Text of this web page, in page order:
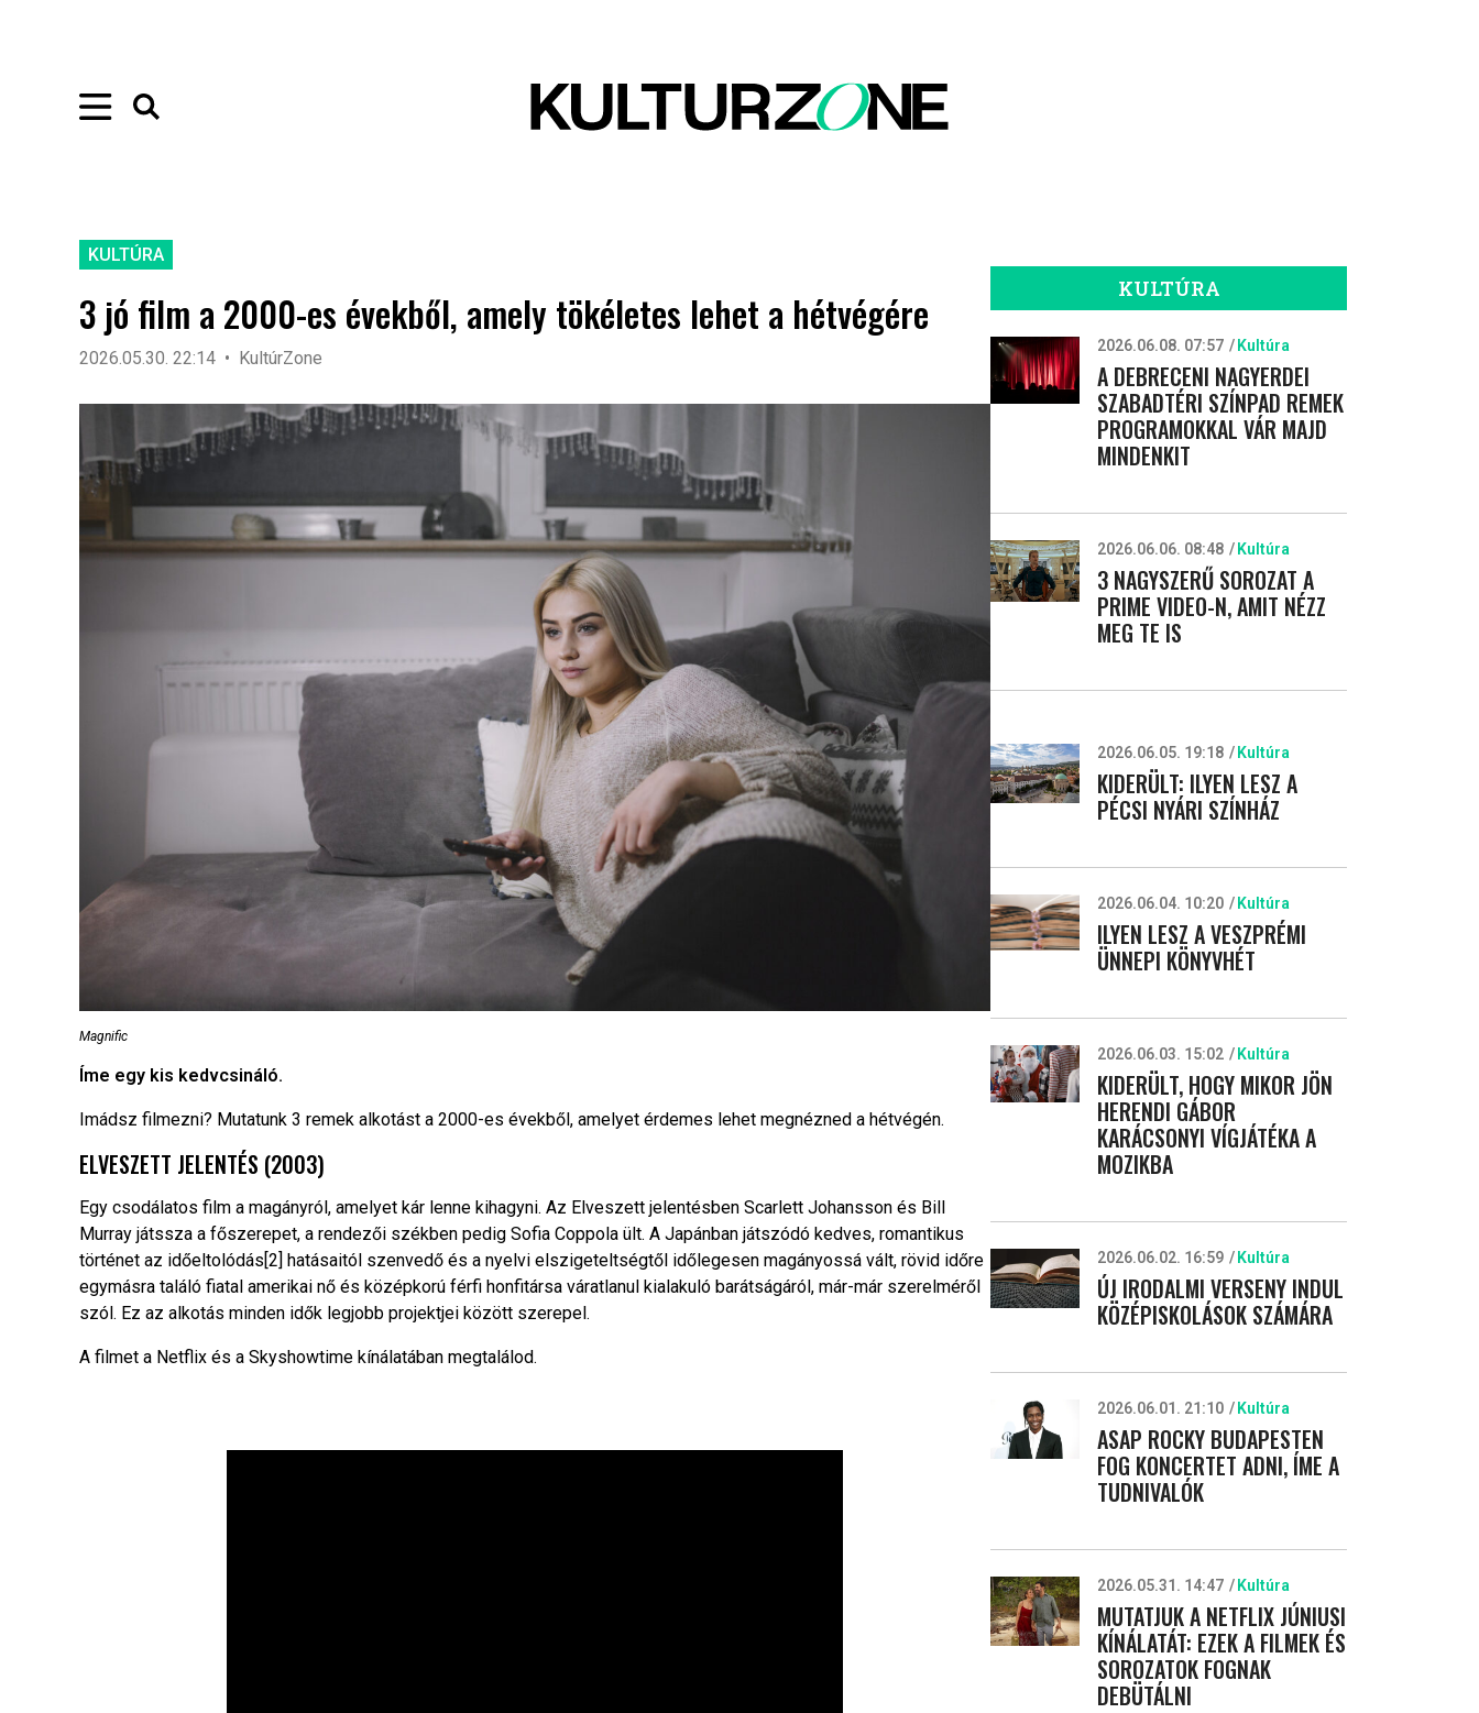
KULTÚRA
3 jó film a 2000-es évekből, amely tökéletes lehet a hétvégére
2026.05.30. 22:14 KultúrZone
Magnific
Íme egy kis kedvcsináló.
Imádsz filmezni? Mutatunk 3 remek alkotást a 2000-es évekből, amelyet érdemes lehet megnézned a hétvégén.
ELVESZETT JELENTÉS (2003)
Egy csodálatos film a magányról, amelyet kár lenne kihagyni. Az Elveszett jelentésben Scarlett Johansson és Bill
Murray játssza a főszerepet, a rendezői székben pedig Sofia Coppola ült. A Japánban játszódó kedves, romantikus
történet az időeltolódás[2] hatásaitól szenvedő és a nyelvi elszigeteltségtől időlegesen magányossá vált, rövid időre
egymásra találó fiatal amerikai nő és középkorú férfi honfitársa váratlanul kialakuló barátságáról, már-már szerelméről
szól. Ez az alkotás minden idők legjobb projektjei között szerepel.
A filmet a Netflix és a Skyshowtime kínálatában megtalálod.
KULTÚRA
2026.06.08. 07:57 Kultúra
A DEBRECENI NAGYERDEI
SZABADTÉRI SZÍNPAD REMEK
PROGRAMOKKAL VÁR MAJD
MINDENKIT
2026.06.06. 08:48 Kultúra
3 NAGYSZERŰ SOROZAT A
PRIME VIDEO-N, AMIT NÉZZ
MEG TE IS
2026.06.05. 19:18 Kultúra
KIDERÜLT: ILYEN LESZ A
PÉCSI NYÁRI SZÍNHÁZ
2026.06.04. 10:20 Kultúra
ILYEN LESZ A VESZPRÉMI
ÜNNEPI KÖNYVHÉT
2026.06.03. 15:02 Kultúra
KIDERÜLT, HOGY MIKOR JÖN
HERENDI GÁBOR
KARÁCSONYI VÍGJÁTÉKA A
MOZIKBA
2026.06.02. 16:59 Kultúra
ÚJ IRODALMI VERSENY INDUL
KÖZÉPISKOLÁSOK SZÁMÁRA
2026.06.01. 21:10 Kultúra
ASAP ROCKY BUDAPESTEN
FOG KONCERTET ADNI, ÍME A
TUDNIVALÓK
2026.05.31. 14:47 Kultúra
MUTATJUK A NETFLIX JÚNIUSI
KÍNÁLATÁT: EZEK A FILMEK ÉS
SOROZATOK FOGNAK
DEBÜTÁLNI